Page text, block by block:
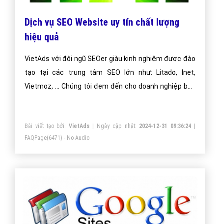
Dịch vụ SEO Website uy tín chất lượng
hiệu quả
VietAds với đội ngũ SEOer giàu kinh nghiệm được đào
tạo tại các trung tâm SEO lớn như: Litado, Inet,
Vietmoz, ... Chúng tôi đem đến cho doanh nghiệp bạn
Bài viết tạo bởi:VietAds | Ngày cập nhật: 2024-12-31 09:36:24
FAQPage(6471) - No Audio